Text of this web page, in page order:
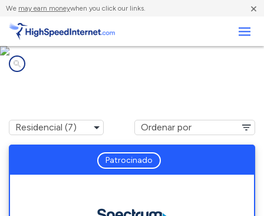
We may earn moneywhen you click our links. ×
Patrocinado